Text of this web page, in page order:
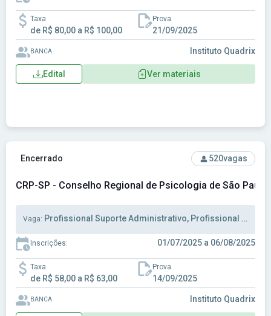
Taxa
de R$ 80,00 a R$ 100,00
Prova
21/09/2025
BANCA Instituto Quadrix
Edital Ver materiais
Ver concurso: CRP-SP - Conselho Regional de Psicologia
Encerrado 520vagas
CRP-SP - Conselho Regional de Psicologia de São Paulo
Vaga: Profissional Suporte Administrativo, Profissional de Suporte Administrativo
Inscrições: 01/07/2025 a 06/08/2025
Taxa
de R$ 58,00 a R$ 63,00
Prova
14/09/2025
BANCA Instituto Quadrix